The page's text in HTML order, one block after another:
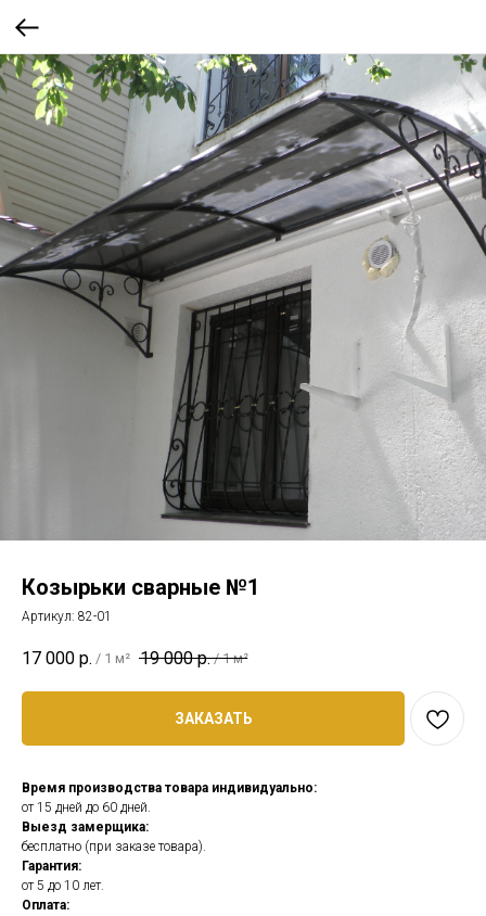
Козырьки сварные №1
Артикул: 82-01
17 000 р. / 1 м² 19 000 р. / 1 м²
ЗАКАЗАТЬ
Время производства товара индивидуально:
от 15 дней до 60 дней.
Выезд замерщика:
бесплатно (при заказе товара).
Гарантия:
от 5 до 10 лет.
Оплата: